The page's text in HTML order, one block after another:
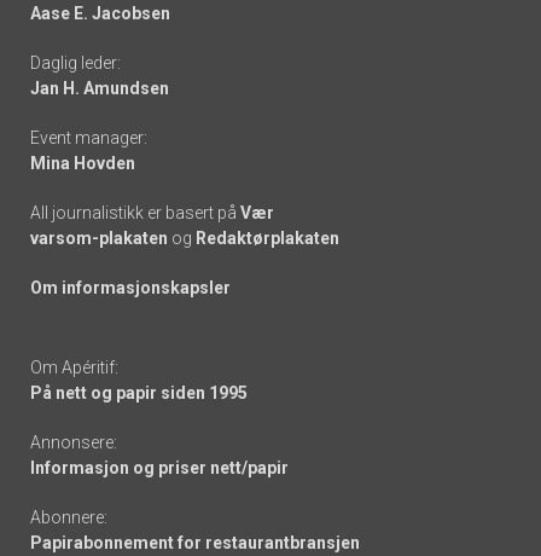
-
links
Aase E. Jacobsen
Daglig leder:
Jan H. Amundsen
Event manager:
Mina Hovden
All journalistikk er basert på Vær
varsom-plakaten og Redaktørplakaten
Om informasjonskapsler
Om Apéritif:
På nett og papir siden 1995
Annonsere:
Informasjon og priser nett/papir
Abonnere:
Papirabonnement for restaurantbransjen